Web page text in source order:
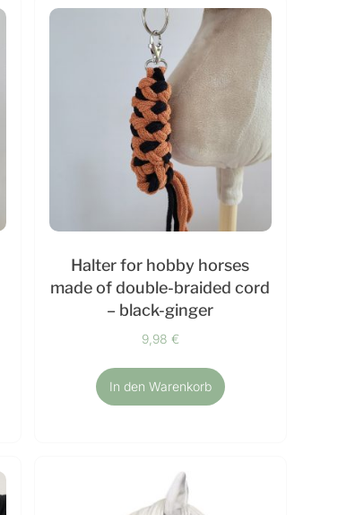
Halter for hobby horses
made of double-braided cord
– black-ginger
9,98 €
In den Warenkorb